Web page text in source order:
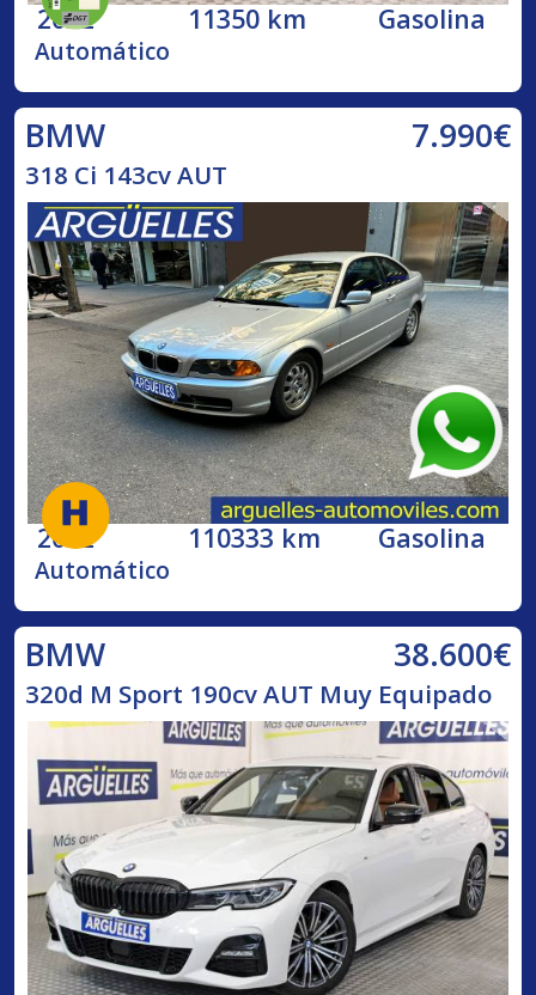
2022 11350 km Gasolina
Automático
BMW 7.990€
318 Ci 143cv AUT
2002 110333 km Gasolina
Automático
BMW 38.600€
320d M Sport 190cv AUT Muy Equipado